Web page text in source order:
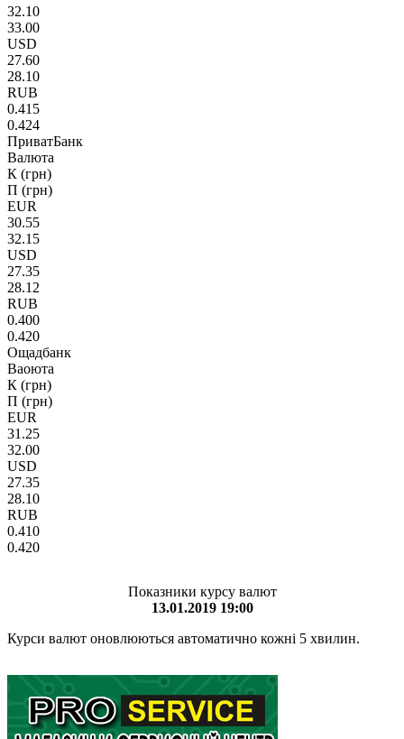
32.10
33.00
USD
27.60
28.10
RUB
0.415
0.424
ПриватБанк
Валюта
К (грн)
П (грн)
EUR
30.55
32.15
USD
27.35
28.12
RUB
0.400
0.420
Ощадбанк
Ваоюта
К (грн)
П (грн)
EUR
31.25
32.00
USD
27.35
28.10
RUB
0.410
0.420
Показники курсу валют
13.01.2019 19:00
Курси валют оновлюються автоматично кожні 5 хвилин.